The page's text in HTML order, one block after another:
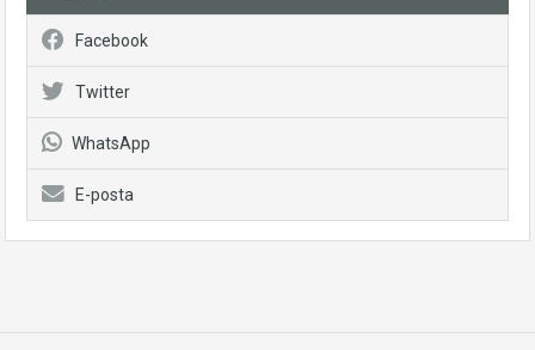
Facebook
Twitter
WhatsApp
E-posta